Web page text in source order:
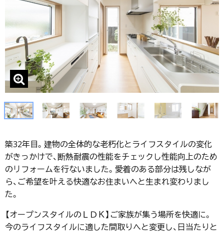
築32年目。建物の全体的な老朽化とライフスタイルの変化
がきっかけで、断熱耐震の性能をチェックし性能向上のため
のリフォームを行ないました。愛着のある部分は残しなが
ら、ご希望を叶える快適なお住まいへと生まれ変わりまし
た。
【オープンスタイルのＬＤＫ】ご家族が集う場所を快適に。
今のライフスタイルに適した間取りへと変更し、日当たりと